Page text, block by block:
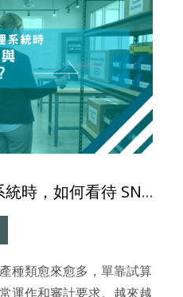
學校在選擇物資管理系統時，如何看待 SNMP 與 RFID 物資管理？
種類愈來愈多，單靠試算
運作和審計要求。越來越